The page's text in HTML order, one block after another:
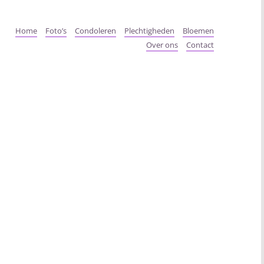
Home Foto’s Condoleren Plechtigheden
Bloemen
Over ons
Contact